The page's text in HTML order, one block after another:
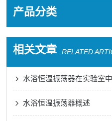
产品分类
相关文章 RELATED
水浴恒温振荡器在实验室
水浴恒温振荡器概述